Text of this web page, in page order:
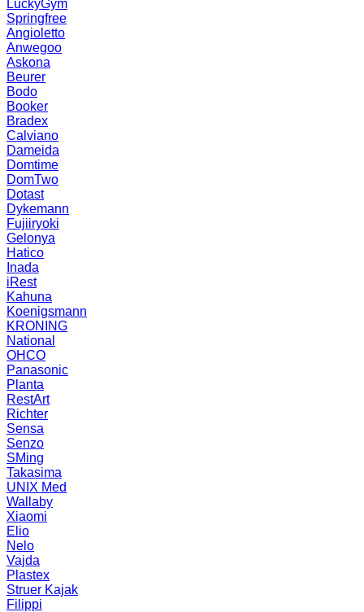
LuckyGym
Springfree
Angioletto
Anwegoo
Askona
Beurer
Bodo
Booker
Bradex
Calviano
Dameida
Domtime
DomTwo
Dotast
Dykemann
Fujiiryoki
Gelonya
Hatico
Inada
iRest
Kahuna
Koenigsmann
KRONING
National
OHCO
Panasonic
Planta
RestArt
Richter
Sensa
Senzo
SMing
Takasima
UNIX Med
Wallaby
Xiaomi
Elio
Nelo
Vajda
Plastex
Struer Kajak
Filippi